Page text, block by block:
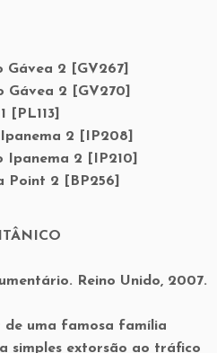
2 [GV267]
Gávea 2 [GV270]
[PL113]
2 [IP208]
Ipanema 2 [IP210]
Point 2 [BP256]
Reino Unido, 2007.
de uma famosa família
simples extorsão ao tráfico